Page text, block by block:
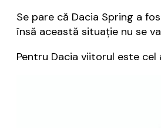
Se pare că Dacia Spring a
însă această situație nu se
Pentru Dacia viitorul este